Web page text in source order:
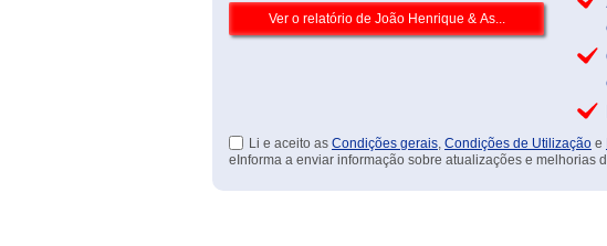
Li e aceito as Condições gerais, Condições de Utilização e
eInforma a enviar informação sobre atualizações e melhorias